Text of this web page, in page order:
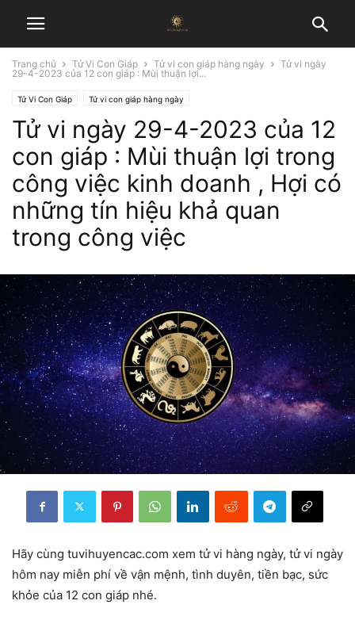
Trang chủ Tử Vi Con Giáp Tử vi con giáp hàng ngày
Tử vi ngày
29-4-2023 của 12 con giáp : Mùi thuận lợi...
Tử Vi Con Giáp Tử vi con giáp hàng ngày
Tử vi ngày 29-4-2023 của 12
con giáp : Mùi thuận lợi trong
công việc kinh doanh , Hợi có
những tín hiệu khả quan
trong công việc
Hãy cùng tuvihuyencac.com xem tử vi hàng ngày, tử vi ngày
hôm nay miễn phí về vận mệnh, tình duyên, tiền bạc, sức
khỏe của 12 con giáp nhé.